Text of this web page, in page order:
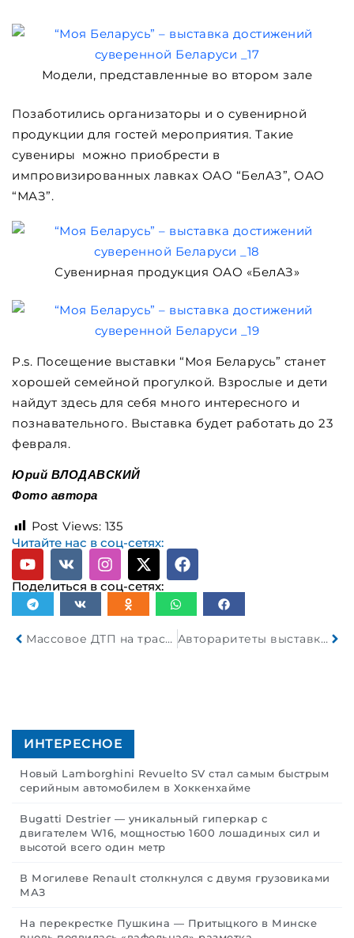
Модели, представленные во втором зале
Позаботились организаторы и о сувенирной
продукции для гостей мероприятия. Такие
сувениры можно приобрести в
импровизированных лавках ОАО “БелАЗ”, ОАО
“МАЗ”.
Сувенирная продукция ОАО «БелАЗ»
P.s. Посещение выставки “Моя Беларусь” станет
хорошей семейной прогулкой. Взрослые и дети
найдут здесь для себя много интересного и
познавательного. Выставка будет работать до 23
февраля.
Юрий ВЛОДАВСКИЙ
Фото автора
Post Views: 135
Читайте нас в соц-сетях:
Поделиться в соц-сетях:
Массовое ДТП на трассе Минск- Могилев с участием 9 машин Автораритеты выставки “АвтоЭпоха”
ИНТЕРЕСНОЕ
Новый Lamborghini Revuelto SV стал самым быстрым
серийным автомобилем в Хоккенхайме
Bugatti Destrier — уникальный гиперкар с
двигателем W16, мощностью 1600 лошадиных сил и
высотой всего один метр
В Могилеве Renault столкнулся с двумя грузовиками
МАЗ
На перекрестке Пушкина — Притыцкого в Минске